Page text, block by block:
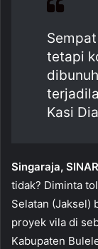
o
o
k
p
tetapi
Kasi
Singaraja,
tidak? Diminta
Selatan (Jaksel)
proyek vila di
Kabupaten